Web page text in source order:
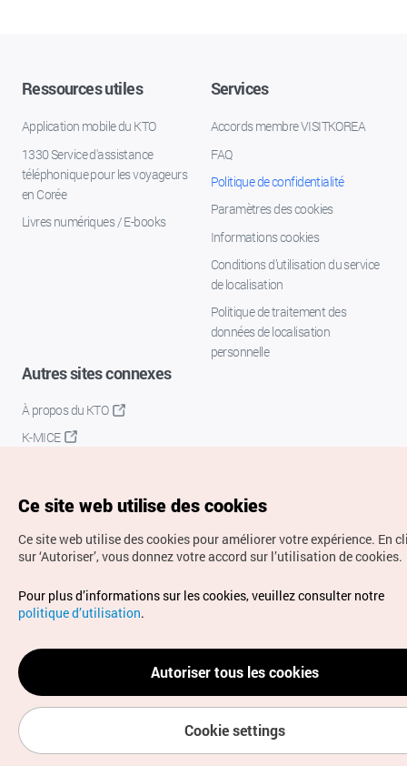
Ressources utiles
Application mobile du KTO
1330 Service d'assistance
téléphonique pour les voyageurs
en Corée
Livres numériques / E-books
Services
Accords membre VISITKOREA
FAQ
Politique de confidentialité
Paramètres des cookies
Informations cookies
Conditions d’utilisation du service
de localisation
Politique de traitement des
données de localisation
personnelle
Autres sites connexes
À propos du KTO
K-MICE
Droits d’auteur (c) Office National du Tourisme en Corée.
Tous droits réservés.
Pour les rapports d'erreurs et demandes de renseignements,
adressez vos demandes à
info.ontc@gmail.com
Ce site web utilise des cookies
Ce site web utilise des cookies pour améliorer votre expérience. En
sur ‘Autoriser’, vous donnez votre accord sur l’utilisation de cookies.
Pour plus d’informations sur les cookies, veuillez consulter notre
politique d’utilisation.
Autoriser tous les cookies
Cookie settings